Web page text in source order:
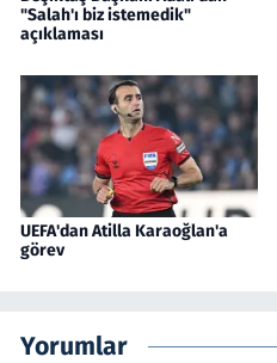
"Salah'ı biz istemedik"
açıklaması
UEFA'dan Atilla Karaoğlan'a
görev
Yorumlar